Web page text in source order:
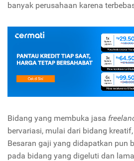
banyak perusahaan karena
Bidang yang membuka jasa
bervariasi, mulai dari bidang
Besaran gaji yang didapatkan pun
pada bidang yang digeluti dan